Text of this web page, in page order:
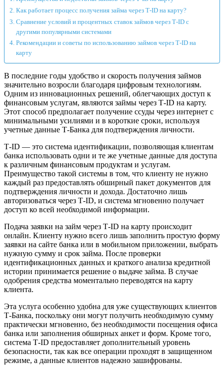
Как работает процесс получения займа через Т-ID на карту?
Сравнение условий и процентных ставок займов через Т-ID с
другими популярными системами
Рекомендации и советы по использованию займов через Т-ID на
карту
В последние годы удобство и скорость получения займов
значительно возросли благодаря цифровым технологиям.
Одним из инновационных решений, облегчающих доступ к
финансовым услугам, являются займы через Т-ID на карту.
Этот способ предполагает получение ссуды через интернет с
минимальными усилиями и в короткие сроки, используя
учетные данные Т-Банка для подтверждения личности.
Т-ID — это система идентификации, позволяющая клиентам
банка использовать одни и те же учетные данные для доступа
к различным финансовым продуктам и услугам.
Преимущество такой системы в том, что клиенту не нужно
каждый раз предоставлять обширный пакет документов для
подтверждения личности и дохода. Достаточно лишь
авторизоваться через Т-ID, и система мгновенно получает
доступ ко всей необходимой информации.
Подача заявки на займ через Т-ID на карту происходит
онлайн. Клиенту нужно всего лишь заполнить простую форму
заявки на сайте банка или в мобильном приложении, выбрать
нужную сумму и срок займа. После проверки
идентификационных данных и краткого анализа кредитной
истории принимается решение о выдаче займа. В случае
одобрения средства моментально переводятся на карту
клиента.
Эта услуга особенно удобна для уже существующих клиентов
Т-Банка, поскольку они могут получить необходимую сумму
практически мгновенно, без необходимости посещения офиса
банка или заполнения обширных анкет и форм. Кроме того,
система Т-ID предоставляет дополнительный уровень
безопасности, так как все операции проходят в защищенном
режиме, а данные клиентов надежно зашифрованы.